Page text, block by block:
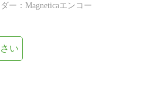
ー：Magneticaエンコー
い